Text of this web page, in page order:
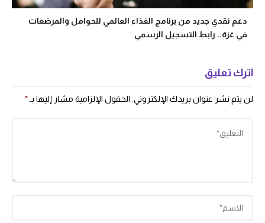
دعم نقدي جديد من برنامج الغذاء العالمي للحوامل والمرضعات
في غزة.. رابط التسجيل الرسمي
اترك تعليق
لن يتم نشر عنوان بريدك الإلكتروني. الحقول الإلزامية مشار إليها بـ *